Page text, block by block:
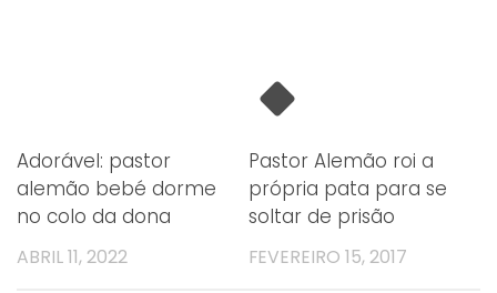
Adorável: pastor
alemão bebé dorme
no colo da dona
ABRIL 11, 2022
Pastor Alemão roi a
própria pata para se
soltar de prisão
FEVEREIRO 15, 2017